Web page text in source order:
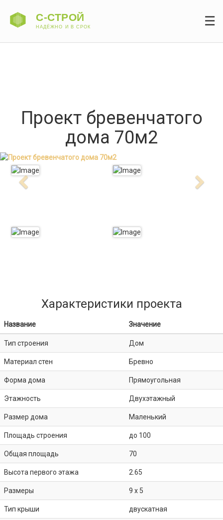
☰
Проект бревенчатого
дома 70м2
Характеристики проекта
Название Значение
Тип строения Дом
Материал стен Бревно
Форма дома Прямоугольная
Этажность Двухэтажный
Размер дома Маленький
Площадь строения до 100
Общая площадь 70
Высота первого этажа 2.65
Размеры 9 x 5
Тип крыши двускатная